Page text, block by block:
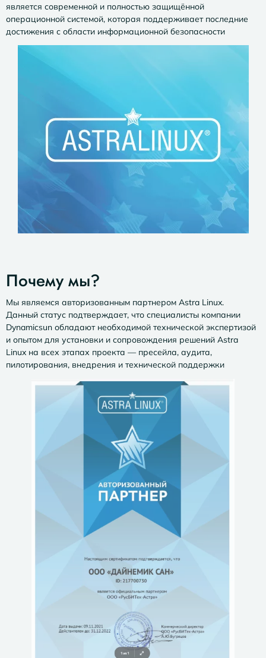
является современной и полностью защищённой
операционной системой, которая поддерживает последние
достижения с области информационной безопасности
Почему мы?
Мы являемся авторизованным партнером Astra Linux.
Данный статус подтверждает, что специалисты компании
Dynamicsun обладают необходимой технической экспертизой
и опытом для установки и сопровождения решений Astra
Linux на всех этапах проекта — пресейла, аудита,
пилотирования, внедрения и технической поддержки